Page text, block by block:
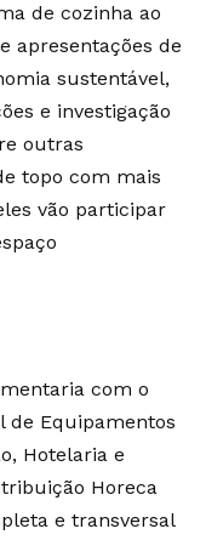
de cozinha ao
apresentações de
sustentável,
e investigação
outras
topo com mais
vão participar
com o
de Equipamentos
Hotelaria e
Horeca
e transversal